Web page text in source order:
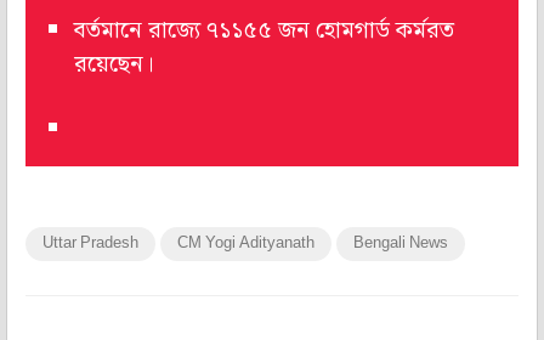
বর্তমানে রাজ্যে ৭১১৫৫ জন হোমগার্ড কর্মরত
রয়েছেন।
Uttar Pradesh CM Yogi Adityanath Bengali News